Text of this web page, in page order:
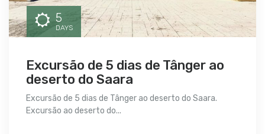
5
DAYS
Excursão de 5 dias de Tânger ao
deserto do Saara
Excursão de 5 dias de Tânger ao deserto do Saara.
Excursão ao deserto do...